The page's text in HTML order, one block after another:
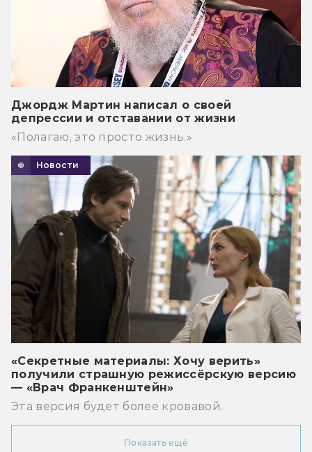
Джордж Мартин написал о своей
депрессии и отставании от жизни
«Полагаю, это просто жизнь.»
Новости
«Секретные материалы: Хочу верить»
получили страшную режиссёрскую версию
— «Врач Франкенштейн»
Эта версия будет более кровавой.
Показать ещё